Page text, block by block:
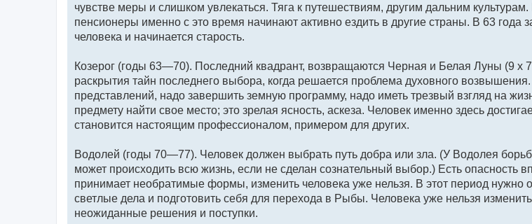
чувстве меры и слишком увлекаться. Тяга к путешествиям, другим дальним
пенсионеры именно с это время начинают активно ездить в другие страны. В 63 года
человека и начинается старость.
Козерог (годы 63—70). Последний квадрант, возвращаются Черная и Белая Луны (9 x
раскрытия тайн последнего выбора, когда решается проблема духовного
представлений, надо завершить земную программу, надо иметь трезвый взгляд на
предмету найти свое место; это зрелая ясность, аскеза. Человек именно здесь
становится настоящим профессионалом, примером для других.
Водолей (годы 70—77). Человек должен выбрать путь добра или зла. (У Водолея
может происходить всю жизнь, если не сделан сознательный выбор.) Есть опасность
принимает необратимые формы, изменить человека уже нельзя. В этот период нужно
светлые дела и подготовить себя для перехода в Рыбы. Человека уже нельзя
неожиданные решения и поступки.